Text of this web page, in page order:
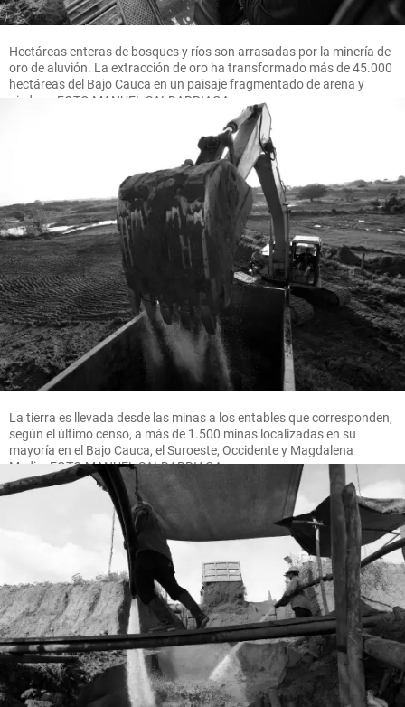
Hectáreas enteras de bosques y ríos son arrasadas por la minería de
oro de aluvión. La extracción de oro ha transformado más de 45.000
hectáreas del Bajo Cauca en un paisaje fragmentado de arena y
piedras. FOTO MANUEL SALDARRIAGA
La tierra es llevada desde las minas a los entables que corresponden,
según el último censo, a más de 1.500 minas localizadas en su
mayoría en el Bajo Cauca, el Suroeste, Occidente y Magdalena
Medio. FOTO MANUEL SALDARRIAGA